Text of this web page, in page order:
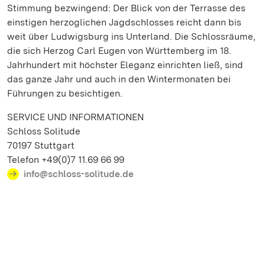
Stimmung bezwingend: Der Blick von der Terrasse des
einstigen herzoglichen Jagdschlosses reicht dann bis
weit über Ludwigsburg ins Unterland. Die Schlossräume,
die sich Herzog Carl Eugen von Württemberg im 18.
Jahrhundert mit höchster Eleganz einrichten ließ, sind
das ganze Jahr und auch in den Wintermonaten bei
Führungen zu besichtigen.
SERVICE UND INFORMATIONEN
Schloss Solitude
70197 Stuttgart
Telefon +49(0)7 11.69 66 99
info@schloss-solitude.de